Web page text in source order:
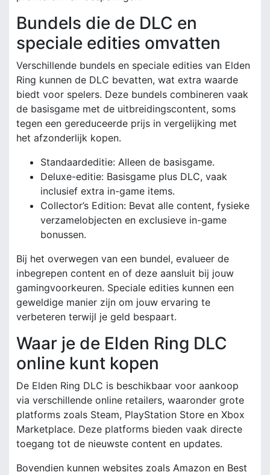
Bundels die de DLC en
speciale edities omvatten
Verschillende bundels en speciale edities van Elden
Ring kunnen de DLC bevatten, wat extra waarde
biedt voor spelers. Deze bundels combineren vaak
de basisgame met de uitbreidingscontent, soms
tegen een gereduceerde prijs in vergelijking met
het afzonderlijk kopen.
Standaardeditie: Alleen de basisgame.
Deluxe-editie: Basisgame plus DLC, vaak
inclusief extra in-game items.
Collector’s Edition: Bevat alle content, fysieke
verzamelobjecten en exclusieve in-game
bonussen.
Bij het overwegen van een bundel, evalueer de
inbegrepen content en of deze aansluit bij jouw
gamingvoorkeuren. Speciale edities kunnen een
geweldige manier zijn om jouw ervaring te
verbeteren terwijl je geld bespaart.
Waar je de Elden Ring DLC
online kunt kopen
De Elden Ring DLC is beschikbaar voor aankoop
via verschillende online retailers, waaronder grote
platforms zoals Steam, PlayStation Store en Xbox
Marketplace. Deze platforms bieden vaak directe
toegang tot de nieuwste content en updates.
Bovendien kunnen websites zoals Amazon en Best